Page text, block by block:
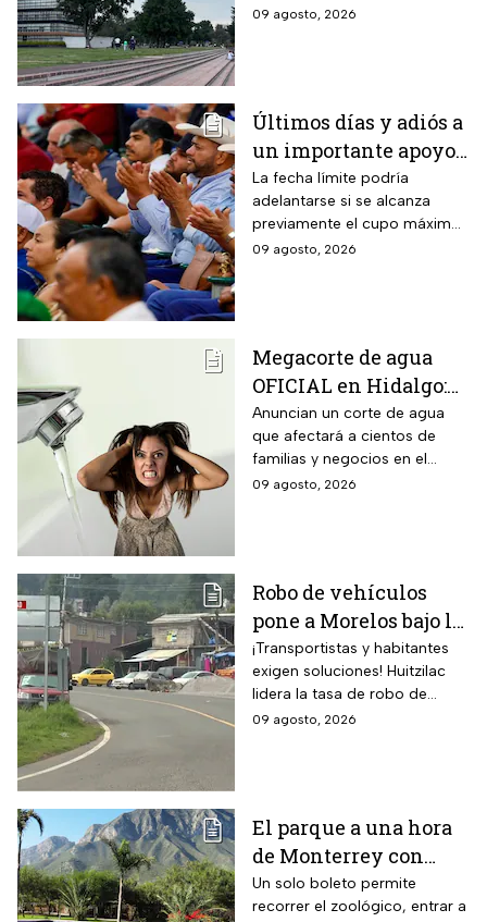
examen de admisión de nivel
09 agosto, 2026
Últimos días y adiós a
un importante apoyo
en Sinaloa: hasta el 15
de agosto
permanecerá abierto
el registro para este
La fecha límite podría
adelantarse si se alcanza
previamente el cupo máximo
de productores establecido
09 agosto, 2026
Megacorte de agua
OFICIAL en Hidalgo:
Colonias se quedan
sin servicio del 11 al
14 de agosto
Anuncian un corte de agua
que afectará a cientos de
familias y negocios en el
municipio de Pachuca, a lo
09 agosto, 2026
Robo de vehículos
pone a Morelos bajo la
lupa: Huitzilac
registra la mayor tasa
del país
¡Transportistas y habitantes
exigen soluciones! Huitzilac
lidera la tasa de robo de
vehículos en México, con 78
09 agosto, 2026
El parque a una hora
de Monterrey con
zoológico, tirolesa y
alberca: esto cuesta la
Un solo boleto permite
recorrer el zoológico, entrar a